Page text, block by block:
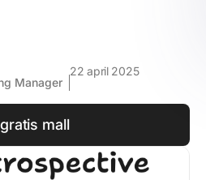
Manager
22 april 2025
mall